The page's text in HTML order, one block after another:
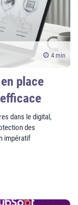
4 min
place
dans le digital,
des
impératif